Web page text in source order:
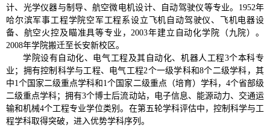
计、光学仪器与制导、航空微电机设计、自动驾驶仪等专业。1952年
哈尔滨军事工程学院空军工程系设立飞机自动驾驶仪、飞机电器设
备、航空火控及瞄准具等专业，2003年建立自动化学院（九院）。
2008年学院搬迁至长安新校区。
学院设有自动化、电气工程及其自动化、机器人工程3个本科专
业；拥有控制科学与工程、电气工程2个一级学科和8个二级学科，其
中1个国家二级重点学科和1个国家二级重点（培育）学科，4个省部级
二级重点学科；拥有3个博士后流动站，电子信息、能源动力、交通运
输和机械4个工程专业学位类别。在第五轮学科评估中，控制科学与工
程学科取得突破，进入优势学科序列。